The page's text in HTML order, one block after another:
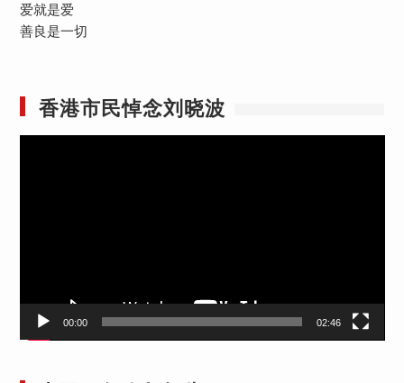
爱就是爱
善良是一切
香港市民悼念刘晓波
00:00 02:46